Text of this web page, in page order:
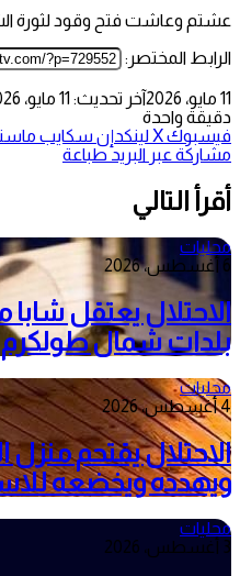
عشتم وعاشت فتح وقود لثورة
الرابط المختصر:
11 مايو، 2026
آخر تحديث: 11 مايو، 2026
دقيقة واحدة
فيسبوك‫Xلينكدإن سكايب
مشاركة عبر البريد طباعة
أقرأ التالي
محليات
6 أغسطس، 2026
الاحتلال يعتقل
بلدات شمال طولكرم
محليات
4 أغسطس، 2026
الاحتلال يقتحم منزل
ويهدده ويخضعه
محليات
3 أغسطس، 2026